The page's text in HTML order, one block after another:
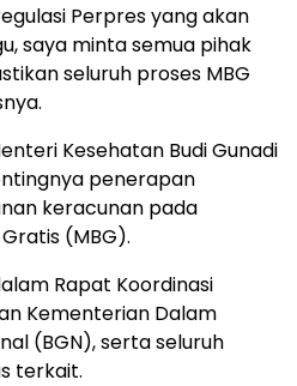
Perpres yang akan
saya minta semua pihak
seluruh proses MBG
Kesehatan Budi Gunadi
penerapan
keracunan pada
(MBG).
Rapat Koordinasi
Kementerian Dalam
(BGN), serta seluruh
terkait.